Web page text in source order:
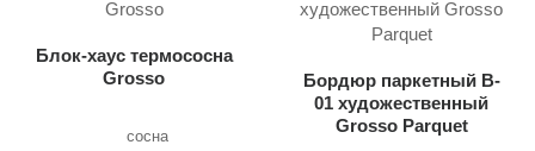
Блок-хаус термососна
Grosso
сосна
Бордюр паркетный B-
01 художественный
Grosso Parquet